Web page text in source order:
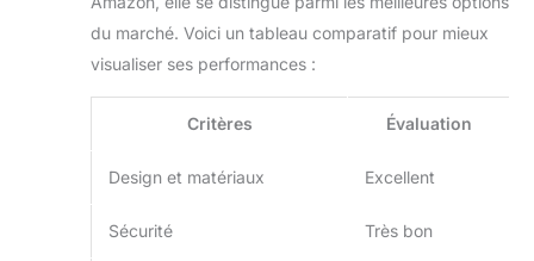
du marché. Voici un tableau comparatif pour mieux
visualiser ses performances :
Critères Évaluation
Design et matériaux Excellent
Sécurité Très bon